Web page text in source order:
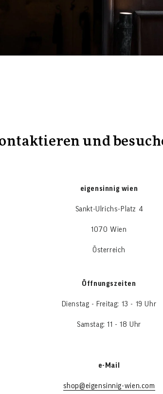
und
eigensinnig wien
Sankt-Ulrichs-Platz 4
1070 Wien
Österreich
Öffnungszeiten
Dienstag - Freitag: 13 - 19 Uhr
Samstag: 11 - 18 Uhr
e-Mail
shop@eigensinnig-wien.com